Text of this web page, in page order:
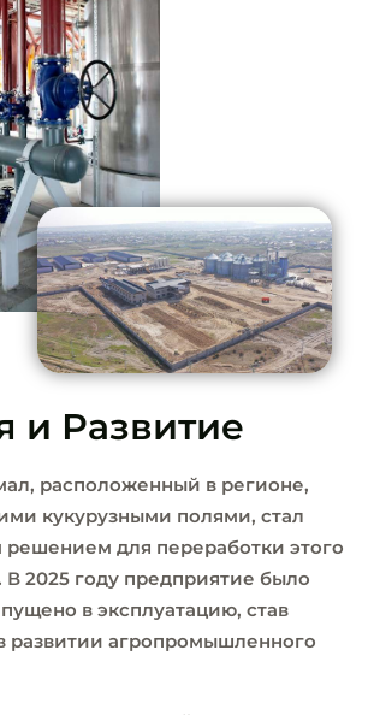
и Развитие
расположенный в регионе,
кукурузными полями, стал
для переработки этого
В 2025 году предприятие было
в эксплуатацию, став
развитии агропромышленного